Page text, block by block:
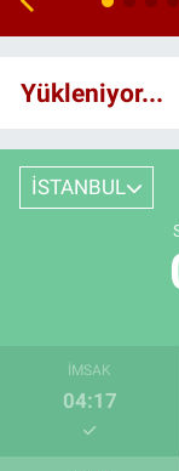
Yükleniyor...
İSTANBUL
İMSAK
04:17